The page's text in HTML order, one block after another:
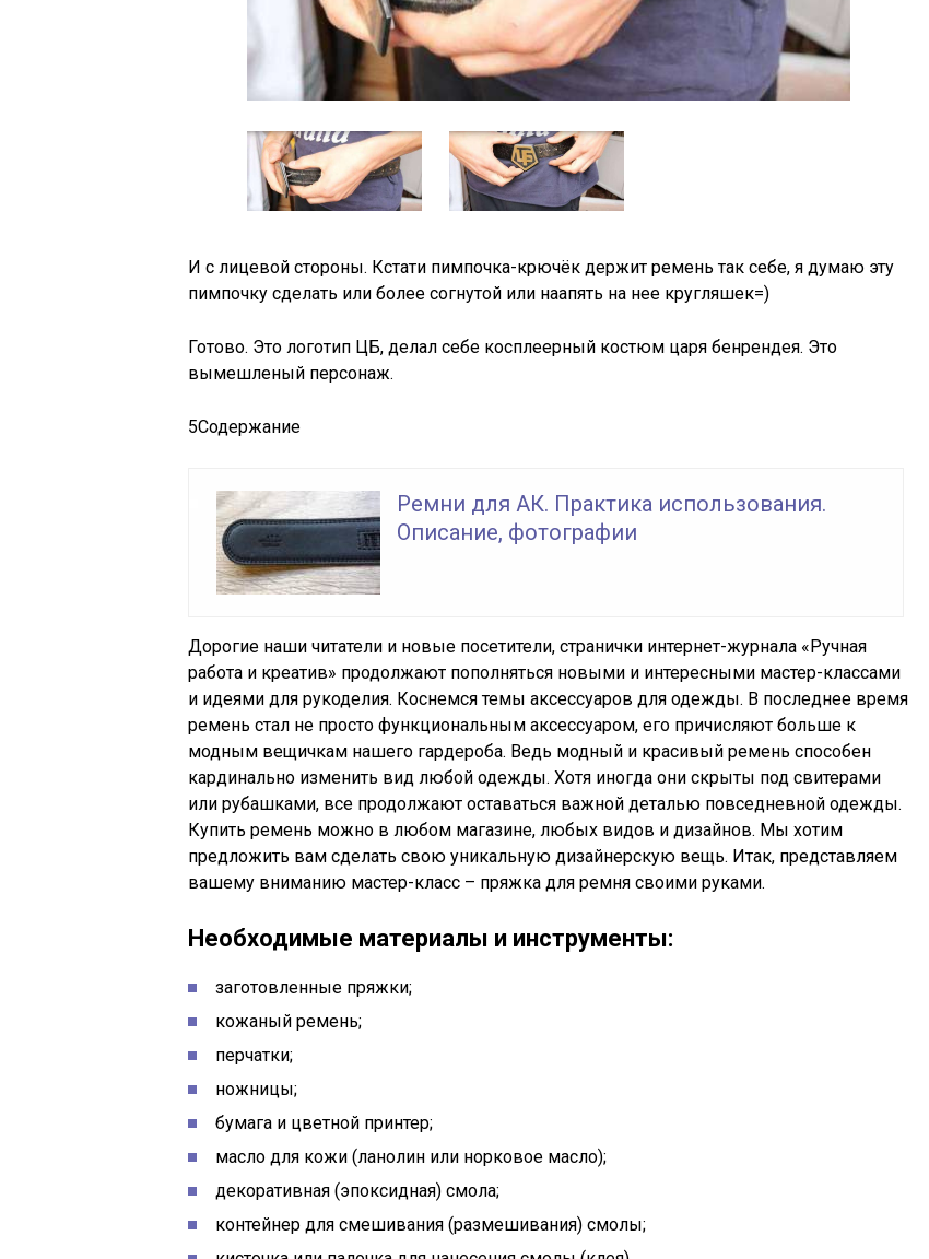
И с лицевой стороны. Кстати пимпочка-крючёк держит ремень так себе, я думаю эту
пимпочку сделать или более согнутой или наапять на нее кругляшек=)
Готово. Это логотип ЦБ, делал себе косплеерный костюм царя бенрендея. Это
вымешленый персонаж.
5Содержание
Ремни для АК. Практика использования.
Описание, фотографии
Дорогие наши читатели и новые посетители, странички интернет-журнала «Ручная
работа и креатив» продолжают пополняться новыми и интересными мастер-классами
и идеями для рукоделия. Коснемся темы аксессуаров для одежды. В последнее время
ремень стал не просто функциональным аксессуаром, его причисляют больше к
модным вещичкам нашего гардероба. Ведь модный и красивый ремень способен
кардинально изменить вид любой одежды. Хотя иногда они скрыты под свитерами
или рубашками, все продолжают оставаться важной деталью повседневной одежды.
Купить ремень можно в любом магазине, любых видов и дизайнов. Мы хотим
предложить вам сделать свою уникальную дизайнерскую вещь. Итак, представляем
вашему вниманию мастер-класс – пряжка для ремня своими руками.
Необходимые материалы и инструменты:
заготовленные пряжки;
кожаный ремень;
перчатки;
ножницы;
бумага и цветной принтер;
масло для кожи (ланолин или норковое масло);
декоративная (эпоксидная) смола;
контейнер для смешивания (размешивания) смолы;